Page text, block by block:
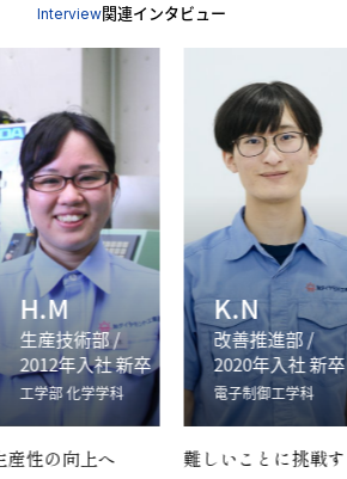
Interview関連インタビュー
H.M
⽣産技術部 /
2012年入社 新卒
工学部 化学学科
産性の向上へ
K.N
改善推進部 /
2020年入社 新卒
電子制御工学科
難しいことに挑戦す